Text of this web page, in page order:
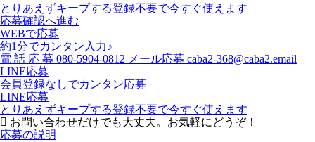
とりあえずキープする登録不要で今すぐ使えます
応募確認へ進む
WEBで応募
約1分でカンタン入力♪
電 話 応 募 080-5904-0812 メール応募 caba2-368@caba2.email
LINE応募
会員登録なしでカンタン応募
LINE応募
とりあえずキープする登録不要で今すぐ使えます
お問い合わせだけでも大丈夫。お気軽にどうぞ！
応募の説明